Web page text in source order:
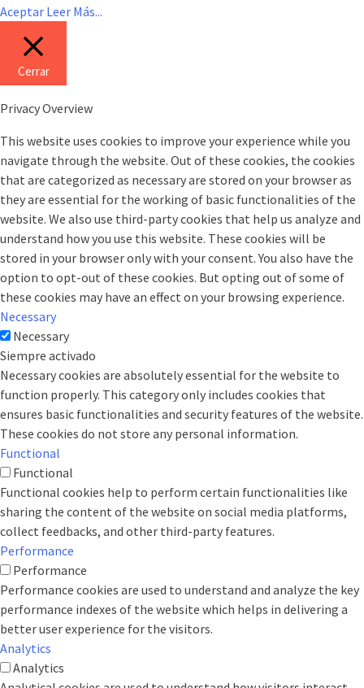
Aceptar Leer Más...
Cerrar
Privacy Overview
This website uses cookies to improve your experience while you
navigate through the website. Out of these cookies, the cookies
that are categorized as necessary are stored on your browser as
they are essential for the working of basic functionalities of the
website. We also use third-party cookies that help us analyze and
understand how you use this website. These cookies will be
stored in your browser only with your consent. You also have the
option to opt-out of these cookies. But opting out of some of
these cookies may have an effect on your browsing experience.
Necessary
Necessary
Siempre activado
Necessary cookies are absolutely essential for the website to
function properly. This category only includes cookies that
ensures basic functionalities and security features of the website.
These cookies do not store any personal information.
Functional
Functional
Functional cookies help to perform certain functionalities like
sharing the content of the website on social media platforms,
collect feedbacks, and other third-party features.
Performance
Performance
Performance cookies are used to understand and analyze the key
performance indexes of the website which helps in delivering a
better user experience for the visitors.
Analytics
Analytics